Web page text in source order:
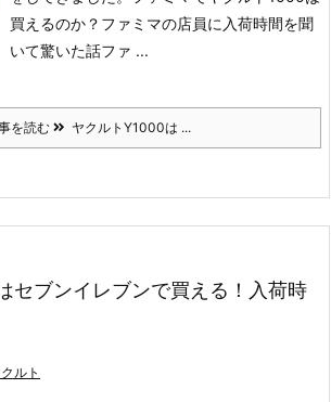
買えるのか？ファミマの店員に入荷時間を聞
いて驚いた話ファ ...
を読む ヤクルトY1000は ...
セブンイレブンで買える！入荷時
ルト